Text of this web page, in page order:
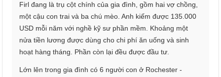
Firl đang là trụ cột chính của gia đình, gồm hai vợ chồng,
một cậu con trai và ba chú mèo. Anh kiếm được 135.000
USD mỗi năm với nghề kỹ sư phần mềm. Khoảng một
nửa tiền lương được dùng cho chi phí ăn uống và sinh
hoạt hàng tháng. Phần còn lại đều được đầu tư.
Lớn lên trong gia đình có 6 người con ở Rochester -